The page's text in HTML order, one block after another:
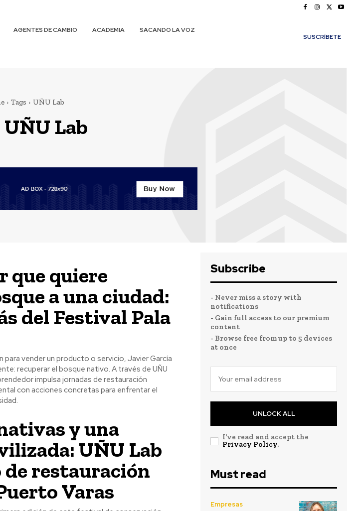
AGENTES DE CAMBIO ACADEMIA
SACANDO LA VOZ
SUSCRÍBETE
Tags UÑU Lab
UÑU Lab
que quiere
a una ciudad:
del Festival Pala
vender un producto o servicio, Javier García
recuperar el bosque nativo. A través de UÑU
impulsa jornadas de restauración
con acciones concretas para enfrentar el
y una
UÑU Lab
de restauración
Varas
Subscribe
- Never miss a story with
notifications
- Gain full access to our premium
content
- Browse free from up to 5 devices
at once
UNLOCK ALL
I've read and accept the
Privacy Policy.
Must read
Empresas